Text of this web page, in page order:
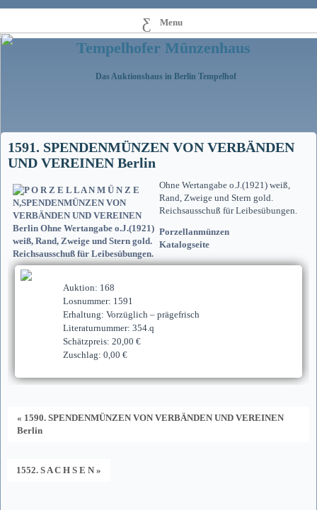
Menu
Tempelhofer Münzenhaus
Das Auktionshaus in Berlin Tempelhof
1591. SPENDENMÜNZEN VON VERBÄNDEN
UND VEREINEN Berlin
Ohne Wertangabe o.J.(1921) weiß,
Rand, Zweige und Stern gold.
Reichsausschuß für Leibesübungen.
Porzellanmünzen
Katalogseite
Auktion: 168
Losnummer: 1591
Erhaltung: Vorzüglich – prägefrisch
Literaturnummer: 354.q
Schätzpreis: 20,00 €
Zuschlag: 0,00 €
« 1590. SPENDENMÜNZEN VON VERBÄNDEN UND VEREINEN
Berlin
1552. S A C H S E N »